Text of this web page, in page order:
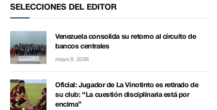
SELECCIONES DEL EDITOR
Venezuela consolida su retorno al circuito de
bancos centrales
mayo 9, 2026
Oficial: Jugador de La Vinotinto es retirado de
su club: “La cuestión disciplinaria está por
encima”